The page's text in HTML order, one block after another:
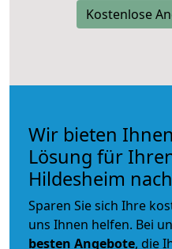
Kostenlose
Wir bieten
Lösung für
Hildesheim
Sparen Sie sich Ihre
uns Ihnen helfen. Bei
besten Angebote, die